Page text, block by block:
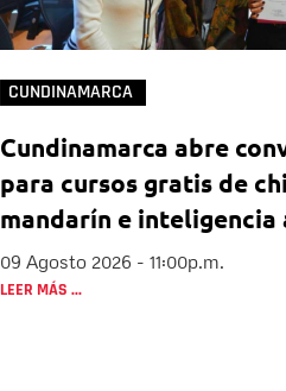
CUNDINAMARCA
Cundinamarca abre
para cursos gratis de
mandarín e
09 Agosto 2026 - 11:00p.m.
LEER MÁS ...